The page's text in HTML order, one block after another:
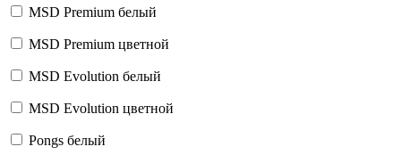
MSD Premium белый
MSD Premium цветной
MSD Evolution белый
MSD Evolution цветной
Pongs белый